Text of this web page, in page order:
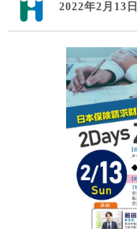
2022年2月13